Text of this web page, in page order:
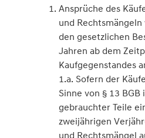
Ansprüche des
und
den gesetzlichen
Jahren ab dem
Kaufgegenstandes
1.a. Sofern der
Sinne von § 13
gebrauchter Teile
zweijährigen
und Rechtsmängel